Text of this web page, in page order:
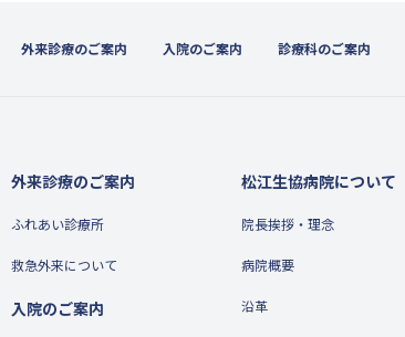
外来診療のご案内 入院のご案内 診療科のご案内
外来診療のご案内
ふれあい診療所
救急外来について
入院のご案内
松江生協病院について
院長挨拶・理念
病院概要
沿革